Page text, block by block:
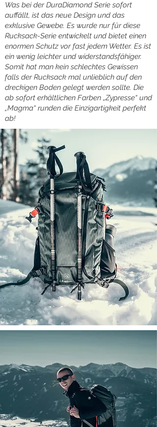
Was bei der DuraDiamond Serie sofort
auffällt, ist das neue Design und das
exklusive Gewebe. Es wurde nur für diese
Rucksack-Serie entwickelt und bietet einen
enormen Schutz vor fast jedem Wetter. Es ist
ein wenig leichter und widerstandsfähiger.
Somit hat man kein schlechtes Gewissen
falls der Rucksack mal unlieblich auf den
dreckigen Boden gelegt werden sollte. Die
ab sofort erhältlichen Farben „Zypresse“ und
„Magma“ runden die Einzigartigkeit perfekt
ab!